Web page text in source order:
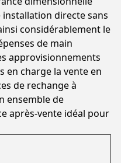
directe sans
considérablement le
de main
approvisionnements
en charge la vente en
de rechange à
ensemble de
après-vente idéal pour